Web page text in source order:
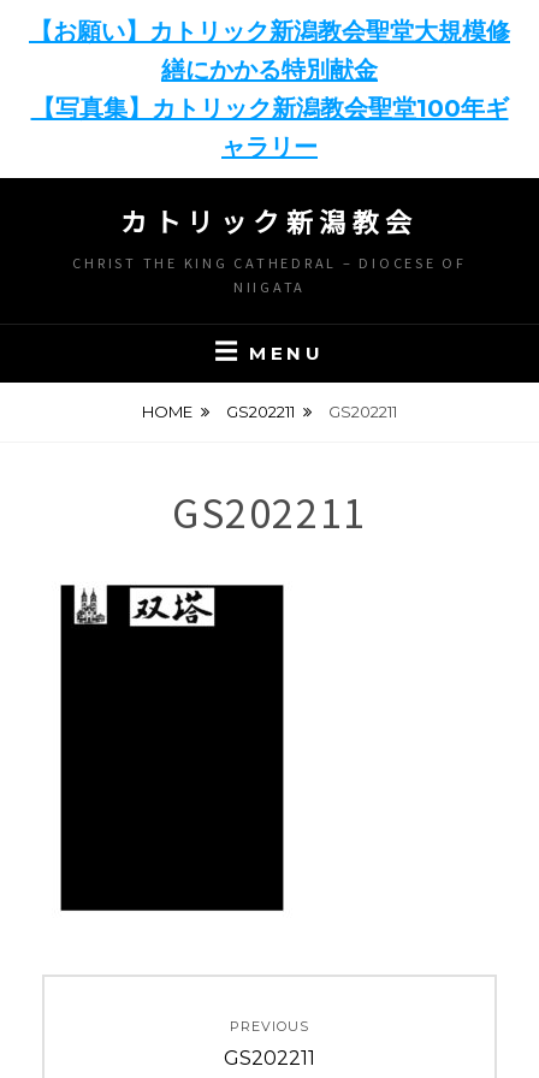
【お願い】カトリック新潟教会聖堂大規模修
繕にかかる特別献金
【写真集】カトリック新潟教会聖堂100年ギ
ャラリー
content
カトリック新潟教会
CHRIST THE KING CATHEDRAL – DIOCESE OF
NIIGATA
MENU
HOME GS202211 GS202211
GS202211
PREVIOUS
Previous
GS202211